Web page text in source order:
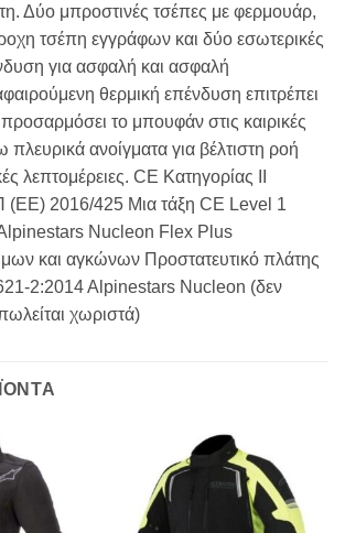
Δύο μπροστινές τσέπες με φερμουάρ,
τσέπη εγγράφων και δύο εσωτερικές
για ασφαλή και ασφαλή
θερμική επένδυση επιτρέπει
το μπουφάν στις καιρικές
ανοίγματα για βέλτιστη ροή
λεπτομέρειες. CE Κατηγορίας II
(ΕΕ) 2016/425 Μια τάξη CE Level 1
Nucleon Flex Plus
και αγκώνων Προστατευτικό πλάτης
2:2014 Alpinestars Nucleon (δεν
χωριστά)